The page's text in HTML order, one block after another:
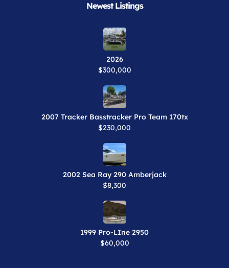
Newest Listings​
2026
$300,000
2007 Tracker Basstracker Pro Team 170tx
$230,000
2002 Sea Ray 290 Amberjack
$8,300
1999 Pro-LIne 2950
$60,000